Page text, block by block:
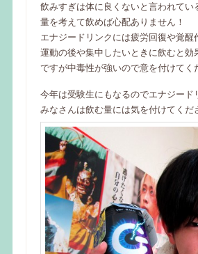
飲みすぎは体に良くないと言われてい
量を考えて飲めば心配ありません！
エナジードリンクには疲労回復や覚醒
運動の後や集中したいときに飲むと効
ですが中毒性が強いので意を付けてく
今年は受験生にもなるのでエナジー
みなさんは飲む量には気を付けてく